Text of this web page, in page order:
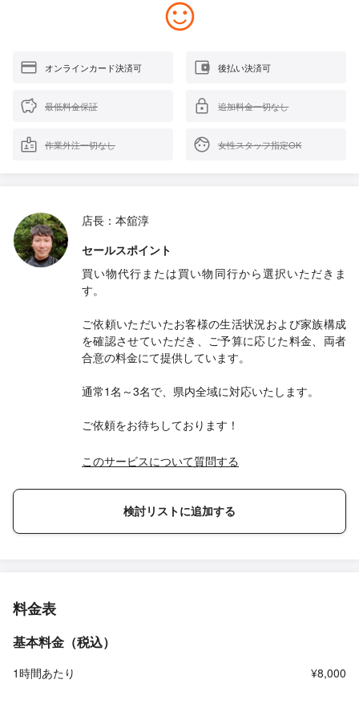
オンラインカード決済可 後払い決済可
最低料金保証 追加料金一切なし
作業外注一切なし 女性スタッフ指定OK
店長：本舘淳
セールスポイント
買い物代行または買い物同行から選択いただきま
す。
ご依頼いただいたお客様の生活状況および家族構成
を確認させていただき、ご予算に応じた料金、両者
合意の料金にて提供しています。
通常1名～3名で、県内全域に対応いたします。
ご依頼をお待ちしております！
このサービスについて質問する
検討リストに追加する
料金表
基本料金（税込）
1時間あたり ¥8,000